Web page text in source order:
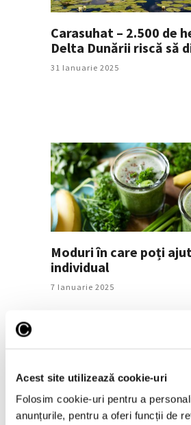
Acest site utilizează cookie-uri
Folosim cookie-uri pentru a
anunțurile, pentru a oferi funcții de
Carasuhat – 2.500 de
Delta Dunării riscă să
31 Ianuarie 2025
Moduri în care poți
individual
7 Ianuarie 2025